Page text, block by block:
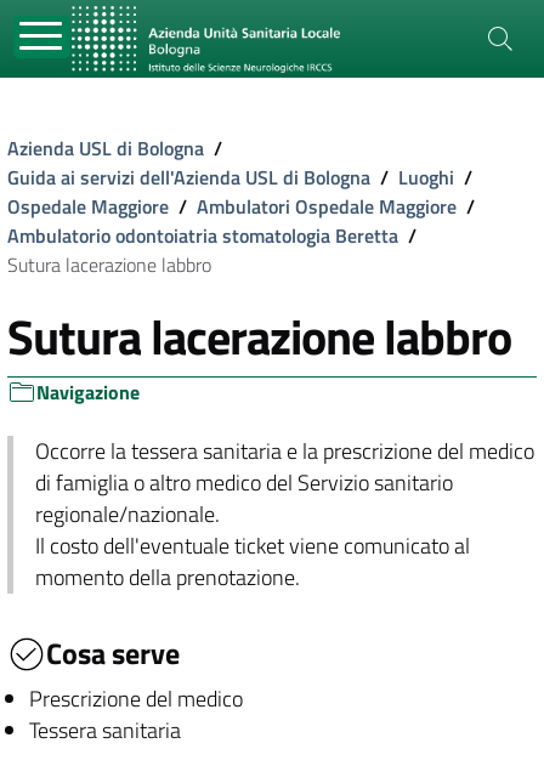
Azienda USL di Bologna /
Guida ai servizi dell'Azienda USL di Bologna / Luoghi /
Ospedale Maggiore / Ambulatori Ospedale Maggiore /
Ambulatorio odontoiatria stomatologia Beretta /
Sutura lacerazione labbro
Sutura lacerazione labbro
Navigazione
Occorre la tessera sanitaria e la prescrizione del medico
di famiglia o altro medico del Servizio sanitario
regionale/nazionale.
Il costo dell'eventuale ticket viene comunicato al
momento della prenotazione.
Cosa serve
Prescrizione del medico
Tessera sanitaria